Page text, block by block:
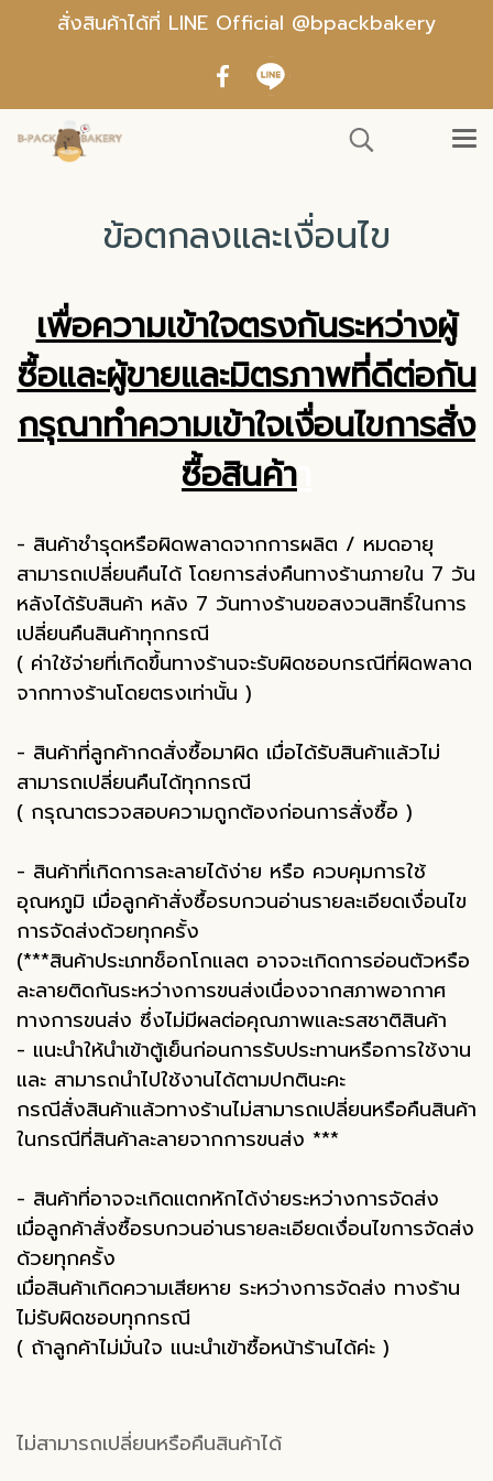
สั่งสินค้าได้ที่ LINE Official @bpackbakery
ข้อตกลงและเงื่อนไข
เพื่อความเข้าใจตรงกันระหว่างผู้
ซื้อและผู้ขายและมิตรภาพที่ดีต่อกัน
กรุณาทำความเข้าใจเงื่อนไขการสั่ง
ซื้อสินค้า
- สินค้าชำรุดหรือผิดพลาดจากการผลิต / หมดอายุ
สามารถเปลี่ยนคืนได้ โดยการส่งคืนทางร้านภายใน 7 วัน
หลังได้รับสินค้า หลัง 7 วันทางร้านขอสงวนสิทธิ์ในการ
เปลี่ยนคืนสินค้าทุกกรณี
( ค่าใช้จ่ายที่เกิดขึ้นทางร้านจะรับผิดชอบกรณีที่ผิดพลาด
จากทางร้านโดยตรงเท่านั้น )
- สินค้าที่ลูกค้ากดสั่งซื้อมาผิด เมื่อได้รับสินค้าแล้วไม่
สามารถเปลี่ยนคืนได้ทุกกรณี
( กรุณาตรวจสอบความถูกต้องก่อนการสั่งซื้อ )
- สินค้าที่เกิดการละลายได้ง่าย หรือ ควบคุมการใช้
อุณหภูมิ เมื่อลูกค้าสั่งซื้อรบกวนอ่านรายละเอียดเงื่อนไข
การจัดส่งด้วยทุกครั้ง
(***สินค้าประเภทช็อกโกแลต อาจจะเกิดการอ่อนตัวหรือ
ละลายติดกันระหว่างการขนส่งเนื่องจากสภาพอากาศ
ทางการขนส่ง ซึ่งไม่มีผลต่อคุณภาพและรสชาติสินค้า
- แนะนำให้นำเข้าตู้เย็นก่อนการรับประทานหรือการใช้งาน
และ สามารถนำไปใช้งานได้ตามปกตินะคะ
กรณีสั่งสินค้าแล้วทางร้านไม่สามารถเปลี่ยนหรือคืนสินค้า
ในกรณีที่สินค้าละลายจากการขนส่ง ***
- สินค้าที่อาจจะเกิดแตกหักได้ง่ายระหว่างการจัดส่ง
เมื่อลูกค้าสั่งซื้อรบกวนอ่านรายละเอียดเงื่อนไขการจัดส่ง
ด้วยทุกครั้ง
เมื่อสินค้าเกิดความเสียหาย ระหว่างการจัดส่ง ทางร้าน
ไม่รับผิดชอบทุกกรณี
( ถ้าลูกค้าไม่มั่นใจ แนะนำเข้าซื้อหน้าร้านได้ค่ะ )
ไม่สามารถเปลี่ยนหรือคืนสินค้าได้